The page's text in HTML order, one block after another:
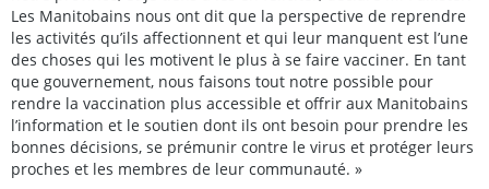
Les Manitobains nous ont dit que la perspective de reprendre
les activités qu’ils affectionnent et qui leur manquent est l’une
des choses qui les motivent le plus à se faire vacciner. En tant
que gouvernement, nous faisons tout notre possible pour
rendre la vaccination plus accessible et offrir aux Manitobains
l’information et le soutien dont ils ont besoin pour prendre les
bonnes décisions, se prémunir contre le virus et protéger leurs
proches et les membres de leur communauté. »